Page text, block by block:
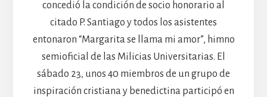
concedió la condición de socio honorario al
citado P. Santiago y todos los asistentes
entonaron “Margarita se llama mi amor”, himno
semioficial de las Milicias Universitarias. El
sábado 23, unos 40 miembros de un grupo de
inspiración cristiana y benedictina participó en